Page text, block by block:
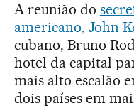
A reunião do
americano, John
cubano, Bruno
hotel da capital
mais alto escalão
dois países em